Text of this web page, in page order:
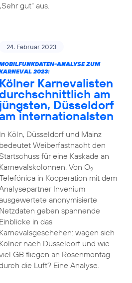
„Sehr gut“ aus.
24. Februar 2023
ANALYSE ZUM
2023:
Kölner Karnevalisten
durchschnittlich am
jüngsten, Düsseldorf
internationalsten
In Köln, Düsseldorf und Mainz
bedeutet Weiberfastnacht den
für eine Kaskade an
Karnevalskolonnen. Von O2
in Kooperation mit dem
Invenium
ausgewertete anonymisierte
Netzdaten geben spannende
Einblicke in das
Karnevalsgeschehen: wagen sich
Kölner nach Düsseldorf und wie
GB fliegen an Rosenmontag
die Luft? Eine Analyse.